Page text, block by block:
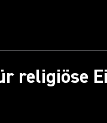
religiöse